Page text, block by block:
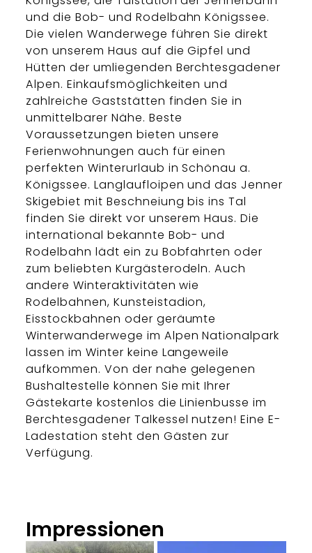
und die Bob- und Rodelbahn Königssee.
Die vielen Wanderwege führen Sie direkt
von unserem Haus auf die Gipfel und
Hütten der umliegenden Berchtesgadener
Alpen. Einkaufsmöglichkeiten und
zahlreiche Gaststätten finden Sie in
unmittelbarer Nähe. Beste
Voraussetzungen bieten unsere
Ferienwohnungen auch für einen
perfekten Winterurlaub in Schönau a.
Königssee. Langlaufloipen und das Jenner
Skigebiet mit Beschneiung bis ins Tal
finden Sie direkt vor unserem Haus. Die
international bekannte Bob- und
Rodelbahn lädt ein zu Bobfahrten oder
zum beliebten Kurgästerodeln. Auch
andere Winteraktivitäten wie
Rodelbahnen, Kunsteistadion,
Eisstockbahnen oder geräumte
Winterwanderwege im Alpen Nationalpark
lassen im Winter keine Langeweile
aufkommen. Von der nahe gelegenen
Bushaltestelle können Sie mit Ihrer
Gästekarte kostenlos die Linienbusse im
Berchtesgadener Talkessel nutzen! Eine E-
Ladestation steht den Gästen zur
Verfügung.
Impressionen